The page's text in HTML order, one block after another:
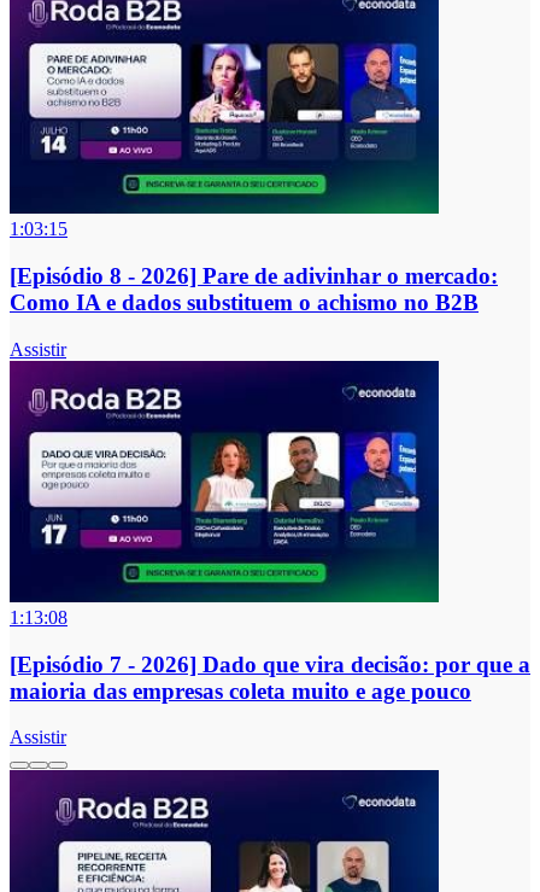
1:03:15
[Episódio 8 - 2026] Pare de adivinhar o mercado:
Como IA e dados substituem o achismo no B2B
Assistir
1:13:08
[Episódio 7 - 2026] Dado que vira decisão: por que a
maioria das empresas coleta muito e age pouco
Assistir